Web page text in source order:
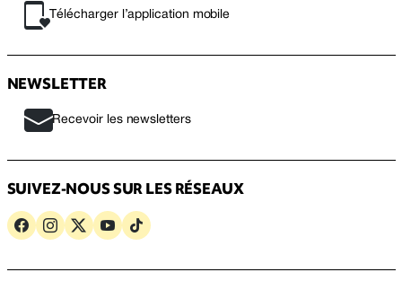
Télécharger l’application mobile
NEWSLETTER
Recevoir les newsletters
SUIVEZ-NOUS SUR LES RÉSEAUX